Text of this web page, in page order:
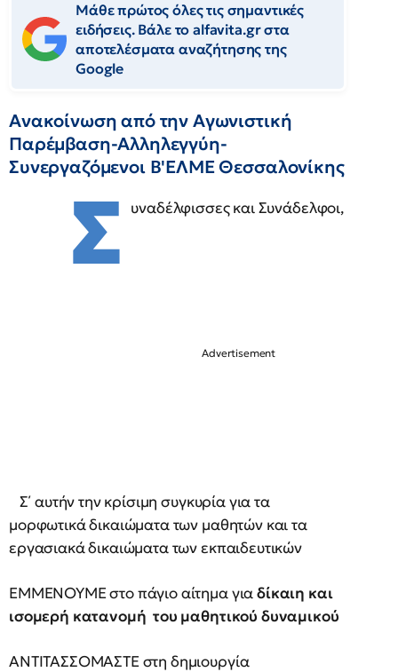
Μάθε πρώτος όλες τις σημαντικές
ειδήσεις. Βάλε το alfavita.gr στα
αποτελέσματα αναζήτησης της
Google
Ανακοίνωση από την Αγωνιστική
Παρέμβαση-Αλληλεγγύη-
Συνεργαζόμενοι Β'ΕΛΜΕ Θεσσαλονίκης
Σ υναδέλφισσες και Συνάδελφοι,
Σ΄ αυτήν την κρίσιμη συγκυρία για τα
μορφωτικά δικαιώματα των μαθητών και τα
εργασιακά δικαιώματα των εκπαιδευτικών
ΕΜΜΕΝΟΥΜΕ στο πάγιο αίτημα γιαδίκαιη και
ισομερή κατανομή του μαθητικού δυναμικού
ΑΝΤΙΤΑΣΣΟΜΑΣΤΕ στη δημιουργία